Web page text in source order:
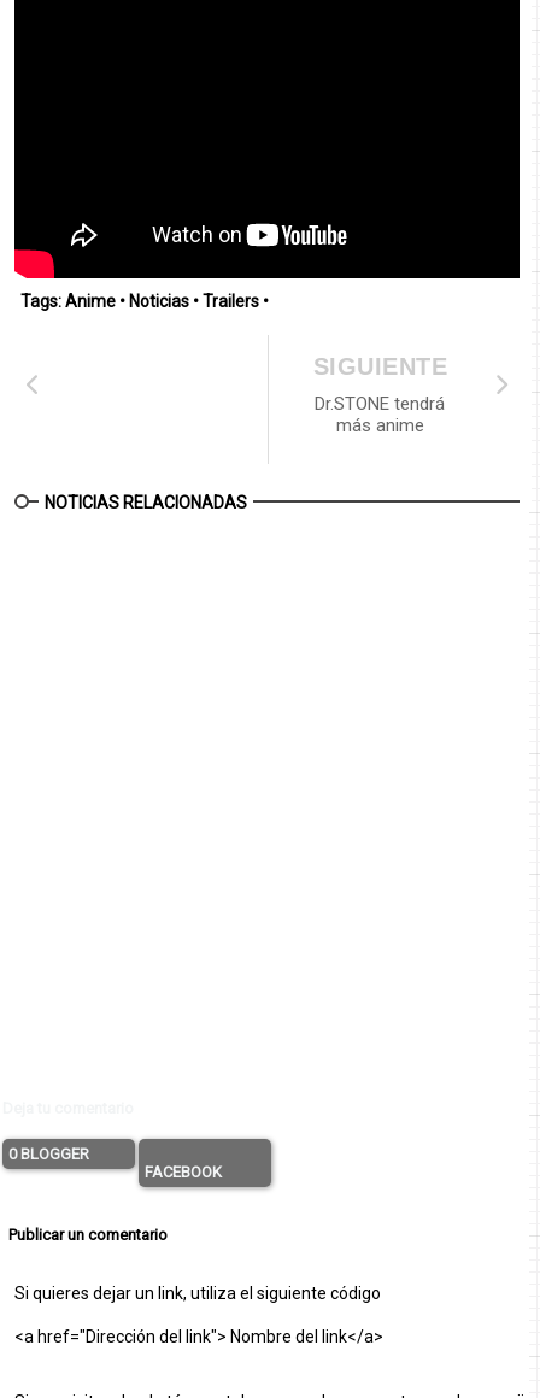
Tags:Anime • Noticias •Trailers •
SIGUIENTE
Dr.STONE tendrá
más anime
NOTICIAS RELACIONADAS
0 BLOGGER
FACEBOOK
Publicar un comentario
Si quieres dejar un link, utiliza el siguiente código
<a href="Dirección del link"> Nombre del link</a>